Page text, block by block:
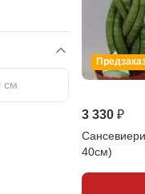
3 330 ₽
40см)